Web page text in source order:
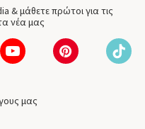
& μάθετε πρώτοι για τις
νέα μας
μας